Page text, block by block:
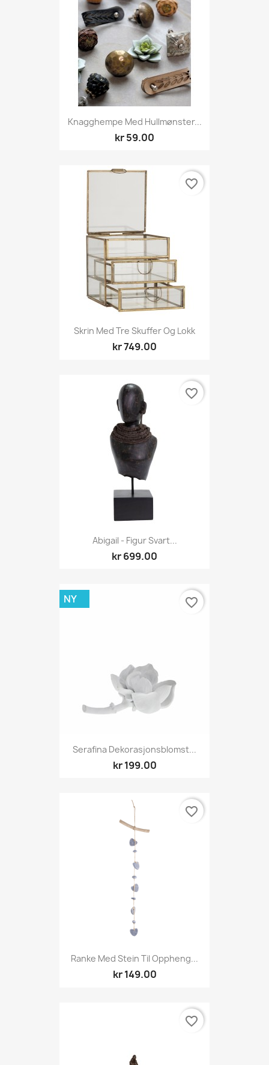
Knagghempe Med Hullmønster...
kr 59.00
Skrin Med Tre Skuffer Og Lokk
kr 749.00
favorite_border
Abigail - Figur Svart...
kr 699.00
favorite_border
Serafina Dekorasjonsblomst...
kr 199.00
NY favorite_border
Ranke Med Stein Til Oppheng...
kr 149.00
favorite_border
favorite_border